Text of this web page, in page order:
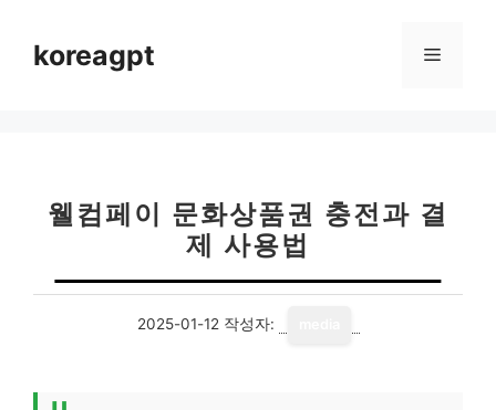
koreagpt 메
웰컴페이 문화상품권 충전과 결
제 사용법
2025-01-12 작성자: